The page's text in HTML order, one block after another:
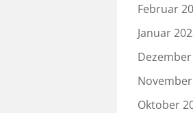
Februar
Januar
Dezember
November
Oktober